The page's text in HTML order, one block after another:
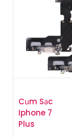
Cụm Sạc
Iphone 7
Plus